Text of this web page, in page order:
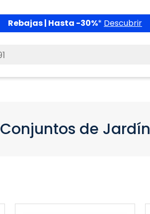
Rebajas | Hasta -30%* Descubrir
Conjuntos de Jardín